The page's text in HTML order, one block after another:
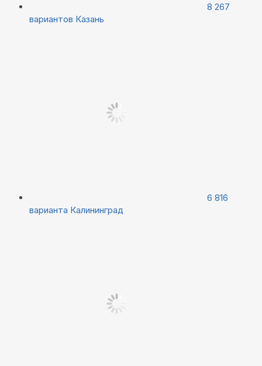
8 267
вариантов Казань
6 816
варианта Калининград